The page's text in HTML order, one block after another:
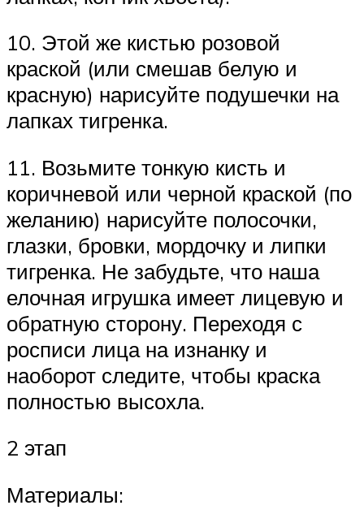
10. Этой же кистью розовой
краской (или смешав белую и
красную) нарисуйте подушечки на
лапках тигренка.
11. Возьмите тонкую кисть и
коричневой или черной краской (по
желанию) нарисуйте полосочки,
глазки, бровки, мордочку и липки
тигренка. Не забудьте, что наша
елочная игрушка имеет лицевую и
обратную сторону. Переходя с
росписи лица на изнанку и
наоборот следите, чтобы краска
полностью высохла.
2 этап
Материалы: